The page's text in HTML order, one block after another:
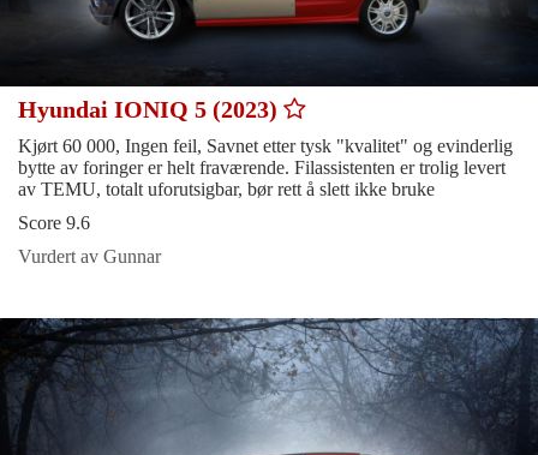
Hyundai IONIQ 5 (2023)
Kjørt 60 000, Ingen feil, Savnet etter tysk "kvalitet" og evinderlig
bytte av foringer er helt fraværende. Filassistenten er trolig levert
av TEMU, totalt uforutsigbar, bør rett å slett ikke bruke
Score 9.6
Vurdert av Gunnar